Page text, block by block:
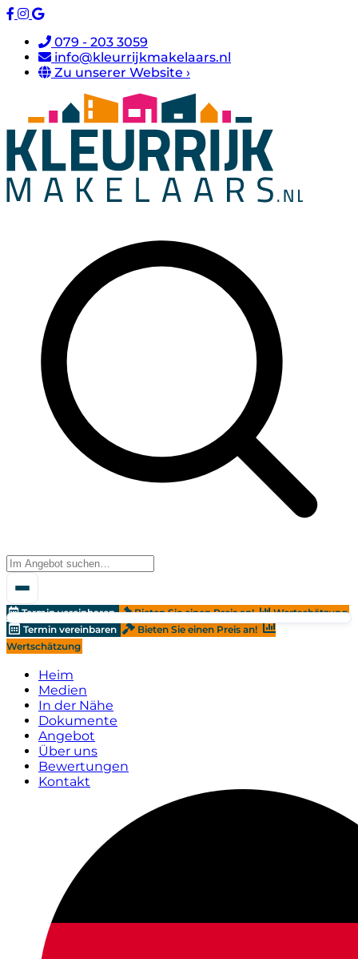
079 - 203 3059
info@kleurrijkmakelaars.nl
Zu unserer Website ›
Termin vereinbaren Bieten Sie einen Preis an!
Wertschätzung
Termin vereinbaren
Bieten Sie einen Preis an!
Wertschätzung
Heim
Medien
In der Nähe
Dokumente
Angebot
Über uns
Bewertungen
Kontakt